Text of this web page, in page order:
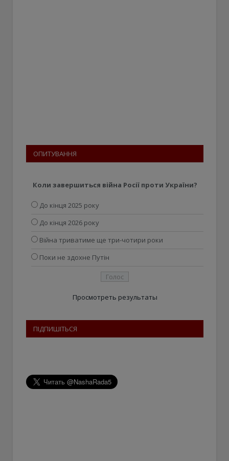
ОПИТУВАННЯ
Коли завершиться війна Росії проти України?
До кінця 2025 року
До кінця 2026 року
Війна триватиме ще три-чотири роки
Поки не здохне Путін
Просмотреть результаты
ПІДПИШІТЬСЯ